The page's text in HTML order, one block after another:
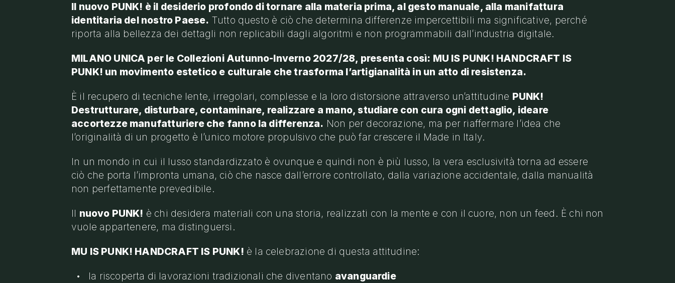
Il nuovo PUNK! è il desiderio profondo di tornare alla materia prima, al gesto manuale, alla manifattura
identitaria del nostro Paese. Tutto questo è ciò che determina differenze impercettibili ma significative, perché
riporta alla bellezza dei dettagli non replicabili dagli algoritmi e non programmabili dall’industria digitale.
MILANO UNICA per le Collezioni Autunno-Inverno 2027/28, presenta così: MU IS PUNK! HANDCRAFT IS
PUNK! un movimento estetico e culturale che trasforma l’artigianalità in un atto di resistenza.
È il recupero di tecniche lente, irregolari, complesse e la loro distorsione attraverso un’attitudine PUNK!
Destrutturare, disturbare, contaminare, realizzare a mano, studiare con cura ogni dettaglio, ideare
accortezze manufatturiere che fanno la differenza. Non per decorazione, ma per riaffermare l’idea che
l’originalità di un progetto è l’unico motore propulsivo che può far crescere il Made in Italy.
In un mondo in cui il lusso standardizzato è ovunque e quindi non è più lusso, la vera esclusività torna ad essere
ciò che porta l’impronta umana, ciò che nasce dall’errore controllato, dalla variazione accidentale, dalla manualità
non perfettamente prevedibile.
Il nuovo PUNK! è chi desidera materiali con una storia, realizzati con la mente e con il cuore, non un feed. È chi non
vuole appartenere, ma distinguersi.
MU IS PUNK! HANDCRAFT IS PUNK! è la celebrazione di questa attitudine:
la riscoperta di lavorazioni tradizionali che diventano avanguardie